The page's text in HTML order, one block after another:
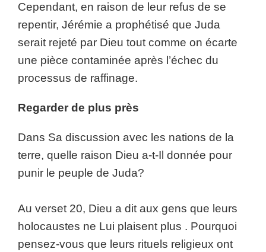
Cependant, en raison de leur refus de se
repentir, Jérémie a prophétisé que Juda
serait rejeté par Dieu tout comme on écarte
une pièce contaminée après l’échec du
processus de raffinage.
Regarder de plus près
Dans Sa discussion avec les nations de la
terre, quelle raison Dieu a-t-Il donnée pour
punir le peuple de Juda?
Au verset 20, Dieu a dit aux gens que leurs
holocaustes ne Lui plaisent plus . Pourquoi
pensez-vous que leurs rituels religieux ont